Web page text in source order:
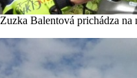
Zuzka Balentová prichádza na